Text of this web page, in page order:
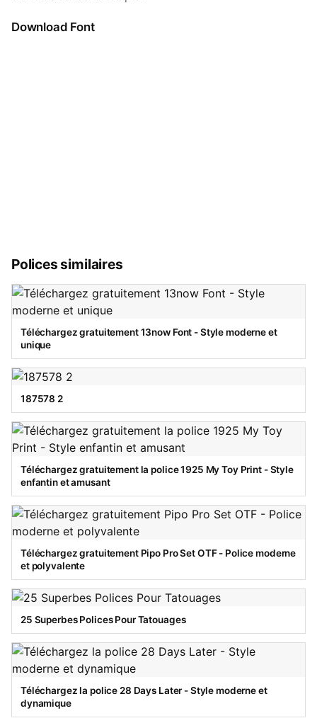
Download Font
Polices similaires
Téléchargez gratuitement 13now Font - Style moderne et
unique
187578 2
Téléchargez gratuitement la police 1925 My Toy Print - Style
enfantin et amusant
Téléchargez gratuitement Pipo Pro Set OTF - Police moderne
et polyvalente
25 Superbes Polices Pour Tatouages
Téléchargez la police 28 Days Later - Style moderne et
dynamique